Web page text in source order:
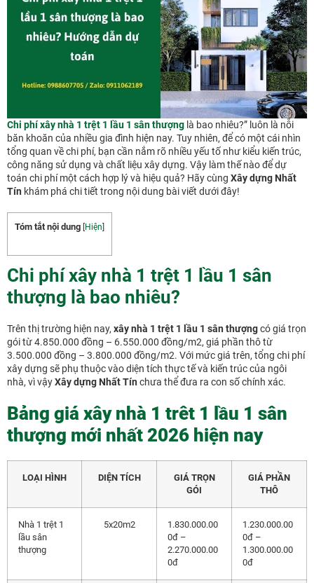
Chi phí xây nhà 1 trệt 1 lầu 1 sân thượng là bao nhiêu?” luôn là nỗi
băn khoăn của nhiều gia đình hiện nay. Tuy nhiên, để có một cái nhìn
tổng quan về chi phí, bạn cần nắm rõ nhiều yếu tố như kiểu kiến trúc,
công năng sử dụng và chất liệu xây dựng. Vậy làm thế nào để dự
toán chi phí một cách hợp lý và hiệu quả? Hãy cùng Xây dựng Nhất
Tín khám phá chi tiết trong nội dung bài viết dưới đây!
Tóm tắt nội dung Hiện
Chi phí xây nhà 1 trệt 1 lầu 1 sân
thượng là bao nhiêu?
Trên thị trường hiện nay, xây nhà 1 trệt 1 lầu 1 sân thượngcó giá trọn
gói từ 4.850.000 đồng – 6.550.000 đồng/m2, giá phần thô từ
3.500.000 đồng – 3.800.000 đồng/m2. Với mức giá trên, tổng chi phí
xây dựng sẽ phụ thuộc vào diện tích thực tế và kiến trúc của ngôi
nhà, vì vậyXây dựng Nhất Tín chưa thể đưa ra con số chính xác.
Bảng giá xây nhà 1 trêt 1 lầu 1 sân
thượng mới nhất 2026 hiện nay
LOẠI HÌNH DIỆN TÍCH
GIÁ TRỌN
GÓI
GIÁ PHẦN
THÔ
Nhà 1 trệt 1
lầu sân
thượng
5x20m2
1.830.000.00
0đ –
2.270.000.00
0đ
1.230.000.00
0đ –
1.300.000.00
0đ